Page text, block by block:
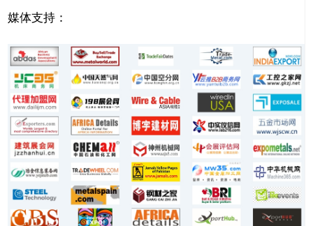
媒体支持：